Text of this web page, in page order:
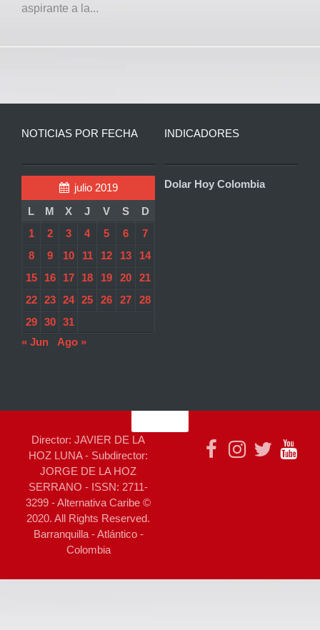
aspirante a la...
NOTICIAS POR FECHA
julio 2019
L
M X J V S
D
1
2 3 4 5 6
7
8
9 10 11 12 13
14
15
16 17 18 19 20
21
22
23 24 25 26 27
28
29
30
31
« Jun
Ago »
INDICADORES
Dolar Hoy Colombia
Director: JAVIER DE LA
HOZ LUNA - Subdirector:
JORGE DE LA HOZ
SERRANO - ISSN: 2711-
3299 - Alternativa Caribe ©
2020. All Rights Reserved.
Barranquilla - Atlántico -
Colombia